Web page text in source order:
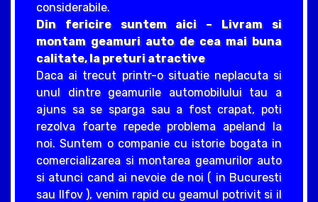
considerabile.
Din fericire suntem aici – Livram si
montam geamuri auto de cea mai buna
calitate, la preturi atractive
Daca ai trecut printr-o situatie neplacuta si
unul dintre geamurile automobilului tau a
ajuns sa se sparga sau a fost crapat, poti
rezolva foarte repede problema apeland la
noi. Suntem o companie cu istorie bogata in
comercializarea si montarea geamurilor auto
si atunci cand ai nevoie de noi ( in Bucuresti
sau Ilfov ), venim rapid cu geamul potrivit si il